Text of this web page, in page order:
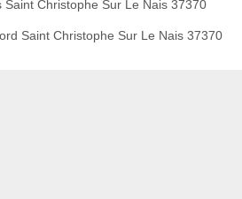
Christophe Sur Le Nais 37370
Saint Christophe Sur Le Nais 37370